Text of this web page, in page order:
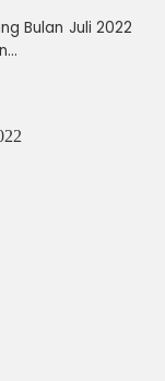
Bulan Juli 2022